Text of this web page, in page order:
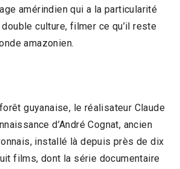
amérindien qui a la particularité
culture, filmer ce qu’il reste
amazonien.
guyanaise, le réalisateur Claude
d’André Cognat, ancien
installé là depuis près de dix
films, dont la série documentaire